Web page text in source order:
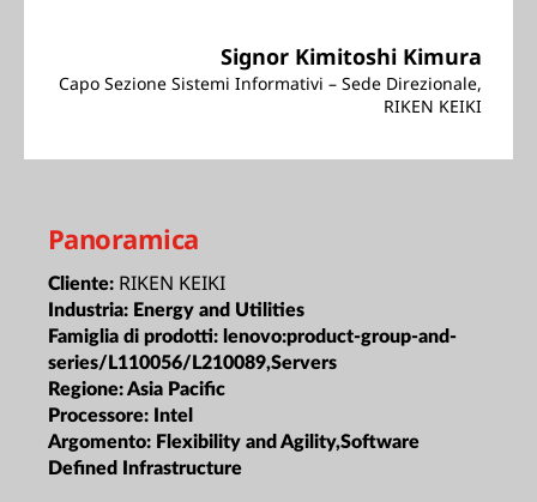
Signor Kimitoshi Kimura
Capo Sezione Sistemi Informativi – Sede Direzionale,
RIKEN KEIKI
Panoramica
Cliente: RIKEN KEIKI
Industria: Energy and Utilities
Famiglia di prodotti: lenovo:product-group-and-
series/L110056/L210089,Servers
Regione:Asia Pacific
Processore: Intel
Argomento: Flexibility and Agility,Software
Defined Infrastructure